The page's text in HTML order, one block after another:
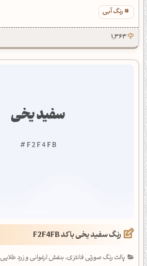
رنگ آبی
1,363
رنگ سفید یخی با کد F2F4FB
پالت رنگ صورتی فانتزی، بنفش ارغوانی و زرد طلایی